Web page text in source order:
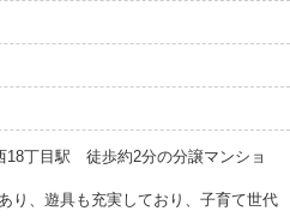
18丁目駅 徒歩約2分の分譲マンショ
り、遊具も充実しており、子育て世代